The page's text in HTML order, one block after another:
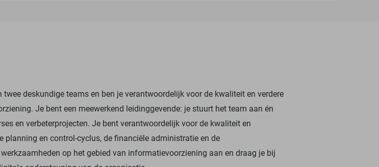
deskundige teams en ben je verantwoordelijk voor de kwaliteit en verdere
Je bent een meewerkend leidinggevende: je stuurt het team aan én
en verbeterprojecten. Je bent verantwoordelijk voor de kwaliteit en
en control-cyclus, de financiële administratie en de
op het gebied van informatievoorziening aan en draag je bij